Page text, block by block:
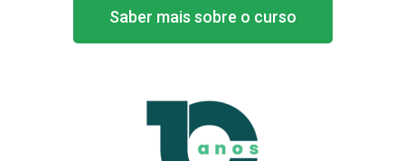
Saber mais sobre o curso